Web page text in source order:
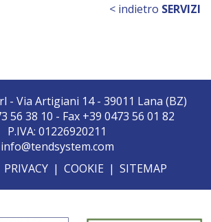
< indietro SERVIZI
- Via Artigiani 14 - 39011 Lana (BZ)
56 38 10 - Fax +39 0473 56 01 82
P.IVA: 01226920211
info@tendsystem.com
PRIVACY | COOKIE | SITEMAP